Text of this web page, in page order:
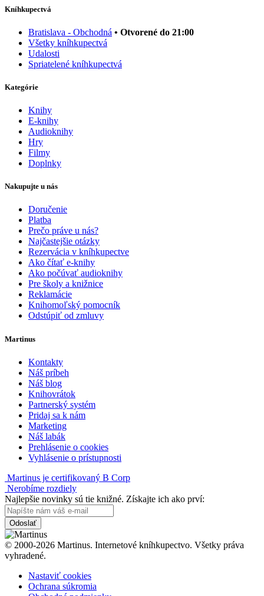
Kníhkupectvá
Bratislava - Obchodná • Otvorené do 21:00
Všetky kníhkupectvá
Udalosti
Spriatelené kníhkupectvá
Kategórie
Knihy
E-knihy
Audioknihy
Hry
Filmy
Doplnky
Nakupujte u nás
Doručenie
Platba
Prečo práve u nás?
Najčastejšie otázky
Rezervácia v kníhkupectve
Ako čítať e-knihy
Ako počúvať audioknihy
Pre školy a knižnice
Reklamácie
Knihomoľský pomocník
Odstúpiť od zmluvy
Martinus
Kontakty
Náš príbeh
Náš blog
Knihovrátok
Partnerský systém
Pridaj sa k nám
Marketing
Náš labák
Prehlásenie o cookies
Vyhlásenie o prístupnosti
Martinus je certifikovaný B Corp
Nerobíme rozdiely
Najlepšie novinky sú tie knižné. Získajte ich ako prví:
Odoslať
© 2000-2026 Martinus. Internetové kníhkupectvo. Všetky práva
vyhradené.
Nastaviť cookies
Ochrana súkromia